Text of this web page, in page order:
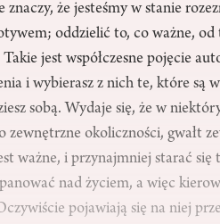
że jesteśmy w stanie
oddzielić to, co ważne, od
jest współczesne pojęcie
i wybierasz z nich te, które są
sobą. Wydaje się, że w
zewnętrzne okoliczności, gwałt
ważne, i przynajmniej starać
nad życiem, a więc
pojawiają się na niej